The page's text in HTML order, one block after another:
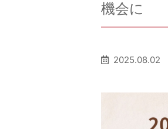
機会に
2025.08.02